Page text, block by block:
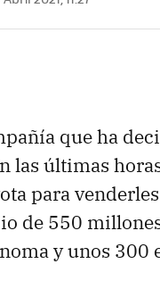
que ha
las últimas
para
de 550
y unos 300